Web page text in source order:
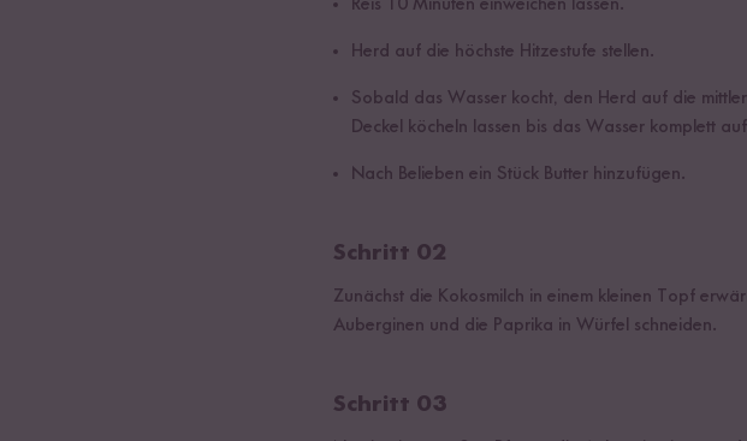
Reis 10 Minuten einweichen lassen.
Herd auf die höchste Hitzestufe stellen.
Sobald das Wasser kocht, den Herd auf die
Deckel köcheln lassen bis das Wasser komplett
Nach Belieben ein Stück Butter hinzufügen.
Schritt 02
Zunächst die Kokosmilch in einem kleinen Topf
Auberginen und die Paprika in Würfel schneiden.
Schritt 03